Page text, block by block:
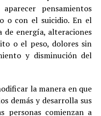
pensamientos
o con el suicidio. En el
energía, alteraciones
o el peso, dolores sin
y disminución del
la manera en que
demás y desarrolla sus
personas comienzan a